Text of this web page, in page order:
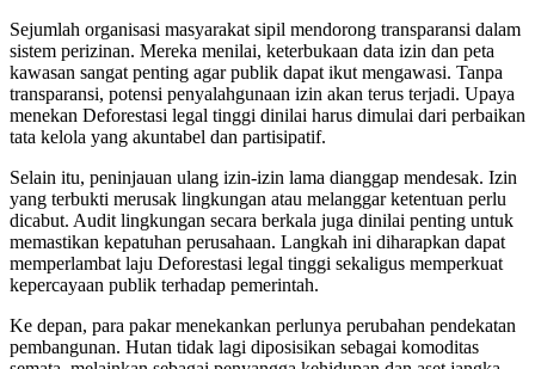
Sejumlah organisasi masyarakat sipil mendorong transparansi dalam
sistem perizinan. Mereka menilai, keterbukaan data izin dan peta
kawasan sangat penting agar publik dapat ikut mengawasi. Tanpa
transparansi, potensi penyalahgunaan izin akan terus terjadi. Upaya
menekan Deforestasi legal tinggi dinilai harus dimulai dari perbaikan
tata kelola yang akuntabel dan partisipatif.
Selain itu, peninjauan ulang izin-izin lama dianggap mendesak. Izin
yang terbukti merusak lingkungan atau melanggar ketentuan perlu
dicabut. Audit lingkungan secara berkala juga dinilai penting untuk
memastikan kepatuhan perusahaan. Langkah ini diharapkan dapat
memperlambat laju Deforestasi legal tinggi sekaligus memperkuat
kepercayaan publik terhadap pemerintah.
Ke depan, para pakar menekankan perlunya perubahan pendekatan
pembangunan. Hutan tidak lagi diposisikan sebagai komoditas